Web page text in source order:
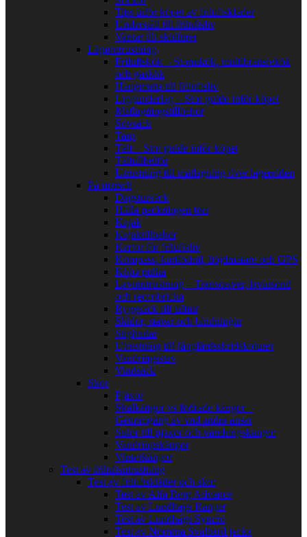
Tips inför köpet av friluftskläder
Underställ till friluftsliv
Vantar till skidturer
Lägerutrustning
Friluftskök – Stormkök, multibränslekök
och gaskök
Hängmatta till friluftsliv
Liggunderlag – Stor guide inför köpet
Matlagningstillbehör
Sovsäck
Tarp
Tält – Stor guide inför köpet
Tälttillbehör
Utrustning till matlagning över lägerelden
På marsch
Dagstursäck
Hålla packningen torr
Kajak
Kajaktillbehör
Kartor för friluftsliv
Kompass, kartfodral, höjdmätare och GPS
Köpa pulka
Lavinutrustning – Transceiver, lavinsond
och reccobricka
Ryggsäck till tälttur
Skidor, stavar och bindningar
Stighudar
Utrustning till långfärdsskridskoturer
Vandringsstav
Vindsäck
Skor
Pjäxor
Skalkängor vs fodrade kängor –
Genomgång av vad andra anser
Sulor till pjäxor och vandringskängor
Vandringskängor
Vinterkängor
Test av friluftsutrustning
Test av friluftskläder och skor
Test av Alfa Berg Advance
Test av Lundhags Ranger
Test av Lundhags Syncro
Test av Norrøna Svalbard jacka